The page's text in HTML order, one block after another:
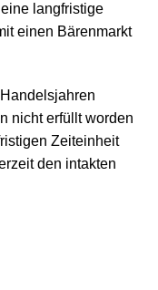
langfristige
einen Bärenmarkt
nicht erfüllt worden
Zeiteinheit
den intakten